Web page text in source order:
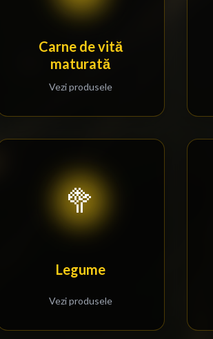
Carne de vită
maturată
Vezi produsele
🥦
Legume
Vezi produsele